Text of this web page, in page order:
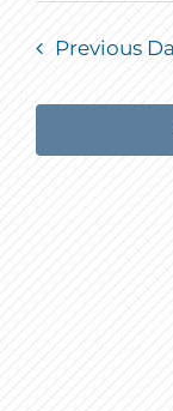
Previous